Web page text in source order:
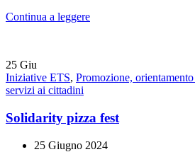
Continua a leggere
25 Giu
Iniziative ETS, Promozione,
servizi ai cittadini
Solidarity pizza fest
25 Giugno 2024